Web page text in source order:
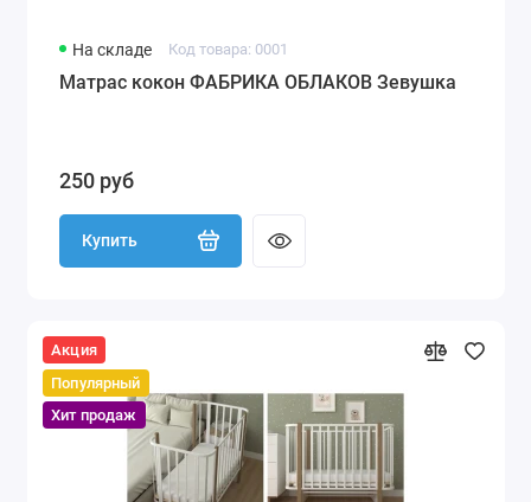
На складе Код товара: 0001
Матрас кокон ФАБРИКА ОБЛАКОВ Зевушка
250 руб
Купить
Акция
Популярный
Хит продаж